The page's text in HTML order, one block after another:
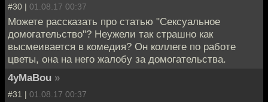
#30 | 01.08.17 00:37
Можете рассказать про статью "Сексуальное
домогательство"? Неужели так страшно как
высмеивается в комедия? Он коллеге по работе
цветы, она на него жалобу за домогательства.
4yMaBou »
#31 | 01.08.17 00:37